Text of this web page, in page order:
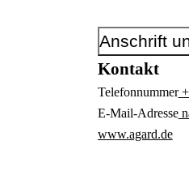
Anschrift
Kontakt
Telefonnummer
E-Mail-Adresse
www.agard.de